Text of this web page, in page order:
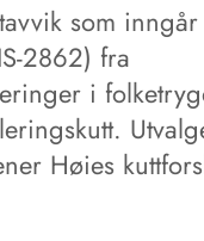
som
2862) fra
i
Høies